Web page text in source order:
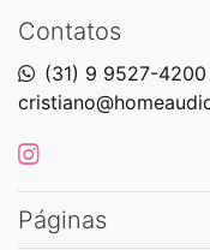
Contatos
(31) 9 9527-4200
Páginas